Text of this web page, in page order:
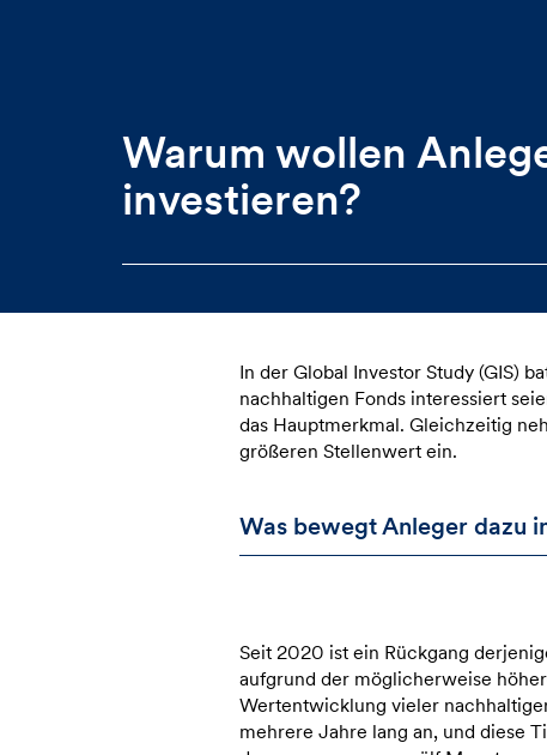
Warum wollen
investieren?
In der Global Investor Study (GIS)
nachhaltigen Fonds interessiert
das Hauptmerkmal. Gleichzeitig
größeren Stellenwert ein.
Was bewegt Anleger dazu
Seit 2020 ist ein Rückgang
aufgrund der möglicherweise
Wertentwicklung vieler
mehrere Jahre lang an, und diese